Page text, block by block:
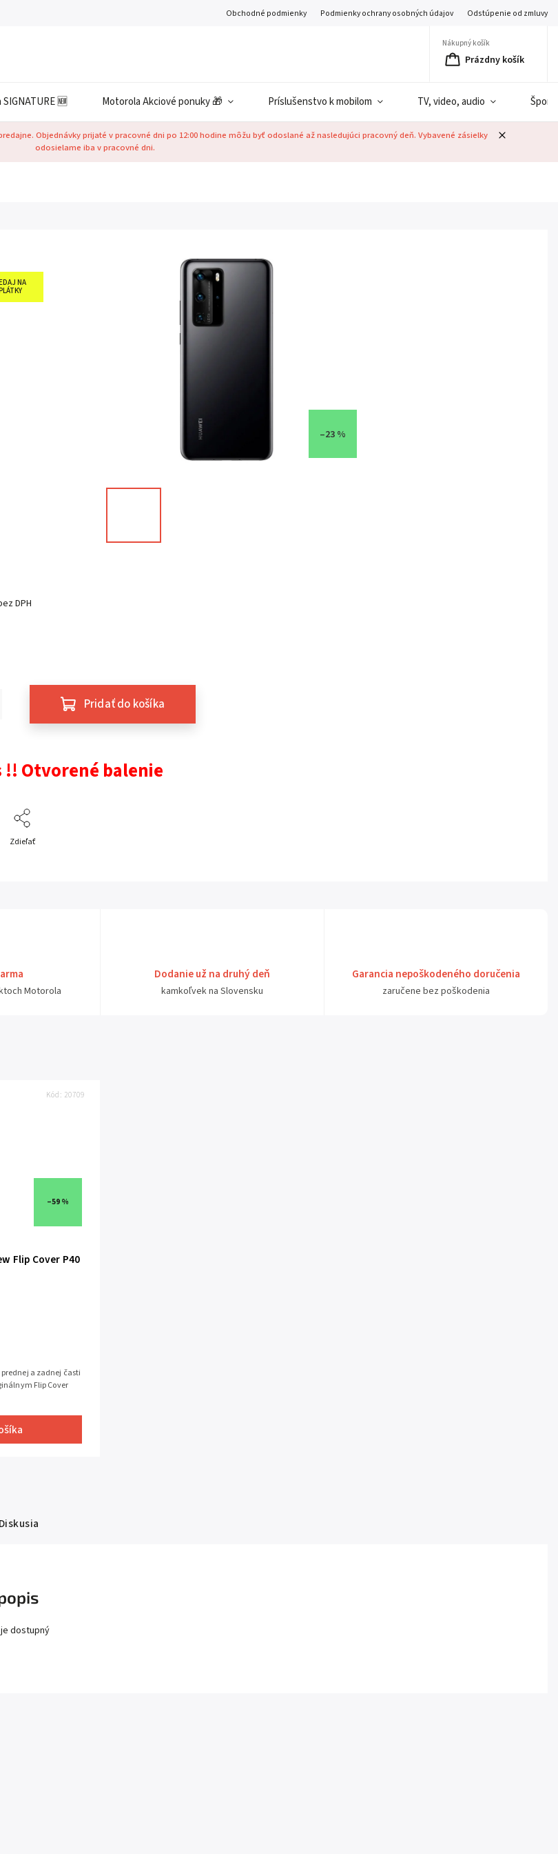
Obchodné podmienky Podmienky ochrany osobných údajov Odstúpenie od zmluvy
Nákupný košík
Prázdny košík
🆕 Motorola Akciové ponuky 🎁 Príslušenstvo k mobilom TV, video, audio Šport
Objednávky prijaté v pracovné dni po 12:00 hodine môžu byť odoslané až nasledujúci pracovný deň. Vybavené zásielky
odosielame iba v pracovné dni.
NA
–23 %
DPH
Pridať do košíka
!! Otvorené balenie
Zdieľať
Motorola
Dodanie už na druhý deň
kamkoľvek na Slovensku
Garancia nepoškodeného doručenia
zaručene bez poškodenia
–59 %
Flip Cover P40
a zadnej časti
Flip Cover
Kód: 20709
Diskusia
dostupný